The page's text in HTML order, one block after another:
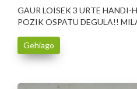
GAUR LOISEK 3 URTE HANDI-
POZIK OSPATU DEGULA!!
Gehiago